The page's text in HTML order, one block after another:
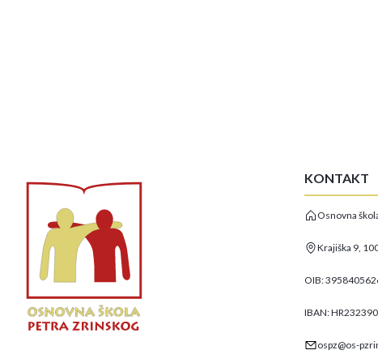
KONTAKT
Osnovna
Krajiška 9,
OIB:
IBAN:
ospz@os-